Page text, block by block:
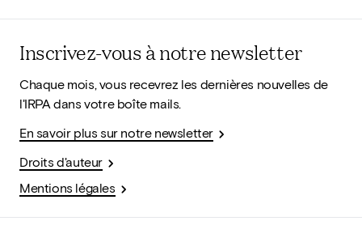
Inscrivez-vous à notre newsletter
Chaque mois, vous recevrez les dernières nouvelles de
l'IRPA dans votre boîte mails.
En savoir plus sur notre newsletter
Droits d'auteur
Mentions légales